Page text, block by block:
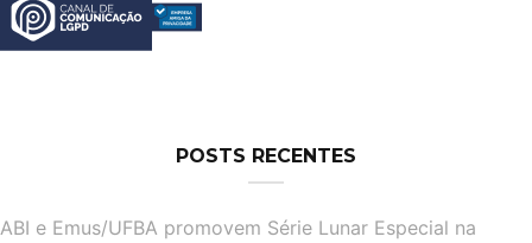
POSTS RECENTES
ABI e Emus/UFBA promovem Série Lunar Especial na